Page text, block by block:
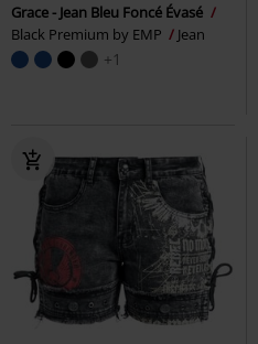
Grace - Jean Bleu Foncé Évasé
Black Premium by EMP
Jean
+1